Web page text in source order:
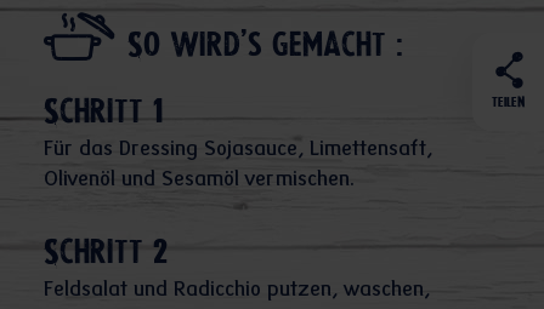
TEILEN
So wird's gemacht :
Schritt 1
Für das Dressing Sojasauce, Limettensaft,
Olivenöl und Sesamöl vermischen.
Schritt 2
Feldsalat und Radicchio putzen, waschen,